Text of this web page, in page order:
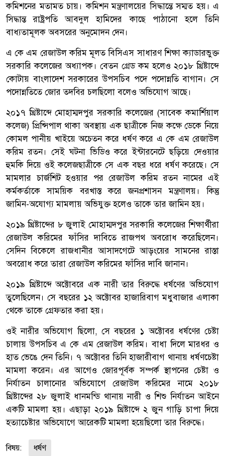
কমিশনের মতামত চায়। কমিশন মন্ত্রণালয়ের সিদ্ধান্তে সম্মত হয়। এ
সিদ্ধান্ত রাষ্ট্রপতি আবদুল হামিদের কাছে পাঠানো হলে তিনি
বাধ্যতামূলক অবসরের অনুমোদন দেন।
এ কে এম রেজাউল করিম মূলত বিসিএস সাধারণ শিক্ষা ক্যাডারভুক্ত
সরকারি কলেজের অধ্যাপক। বেতন গ্রেড কম হলেও ২০১৮ খ্রিষ্টাব্দে
কোটায় বাংলাদেশ সরকারের উপসচিব পদে পদোন্নতি বাগান। সে
পদোন্নতিতে জোর তদবির চলছিলো বলেও অভিযোগ আছে।
২০১৭ খ্রিষ্টাব্দে মোহাম্মদপুর সরকারি কলেজের (সাবেক কমার্শিয়াল
কলেজ) প্রিন্সিপাল থাকা অবস্থায় এক ছাত্রীকে নিজ কক্ষে ডেকে নিয়ে
কোমল পানীয় খাইয়ে অচেতন করে ধর্ষণ করে এ কে এম রেজাউল
করিম রতন। সেই ঘটনা ভিডিও করে ইন্টারনেটে ছড়িয়ে দেওয়ার
হুমকি দিয়ে ওই কলেজছাত্রীকে সে এক বছর ধরে ধর্ষণ করেছে। সে
মামলার চার্জশিট হওয়ার পর রেজাউল করিম রতন নামের এই
কর্মকর্তাকে সাময়িক বরখাস্ত করে জনপ্রশাসন মন্ত্রণালয়। কিন্তু
জামিন-অযোগ্য মামলায় অভিযুক্ত হলেও তাকে তার জামিন হয়।
২০১৯ খ্রিষ্টাব্দের ৮ জুলাই মোহাম্মদপুর সরকারি কলেজের শিক্ষার্থীরা
রেজাউল করিমের ফাঁসির দাবিতে রাজপথ অবরোধ করেছিলেন।
সেদিন বিকেলে রাজধানীর আসাদগেটে আড়ংয়ের সামনের রাস্তা
অবরোধ করে তারা রেজাউল করিমের ফাঁসির দাবি জানান।
২০১৯ খ্রিষ্টাব্দে অক্টোবরে এক নারী তার বিরুদ্ধে ধর্ষণের অভিযোগ
তুলেছিলেন। সে বছরের ১২ অক্টোবর হাজারিবাগ মধুবাজার এলাকা
থেকে তাকে গ্রেফতার করা হয়।
ওই নারীর অভিযোগ ছিলো, সে বছরের ১ অক্টোবর ধর্ষণের চেষ্টা
চালায় উপসচিব এ কে এম রেজাউল করিম। বাধা দিলে মারধর ও
হাত ভেঙে দেন তিনি। ৭ অক্টোবর তিনি হাজারীবাগ থানায় ধর্ষণচেষ্টা
মামলা করেন। এর আগেও জোরপূর্বক সম্পর্ক স্থাপনের চেষ্টা ও
নির্যাতন চালানোর অভিযোগে রেজাউল করিমের নামে ২০১৮
খ্রিষ্টাব্দের ২৮ জুলাই ধানমন্ডি থানায় নারী ও শিশু নির্যাতন আইনে
একটি মামলা হয়। এছাড়া ২০১৯ খ্রিষ্টাব্দে ২ জুন গাড়ি চাপা দিয়ে
হত্যাচেষ্টার অভিযোগে আরেকটি মামলা হয়েছিলো তার বিরুদ্ধে।
বিষয়: ধর্ষণ